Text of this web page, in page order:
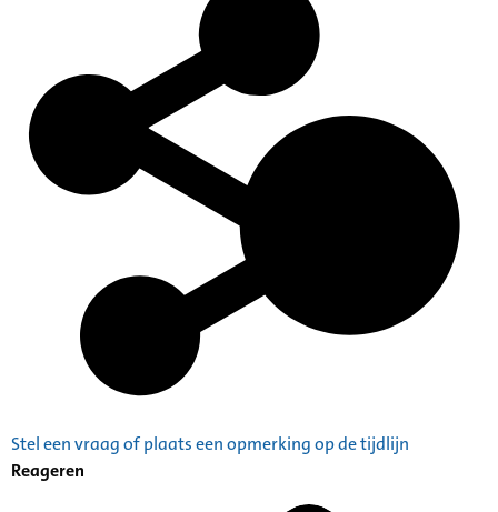
Stel een vraag of plaats een opmerking op de tijdlijn
Reageren